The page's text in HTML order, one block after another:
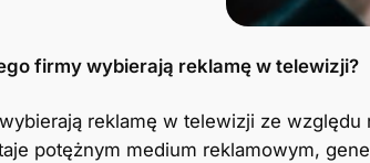
firmy wybierają reklamę w telewizji?
reklamę w telewizji ze
potężnym medium reklamowym,